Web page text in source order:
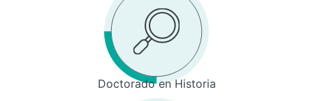
Doctorado en Historia